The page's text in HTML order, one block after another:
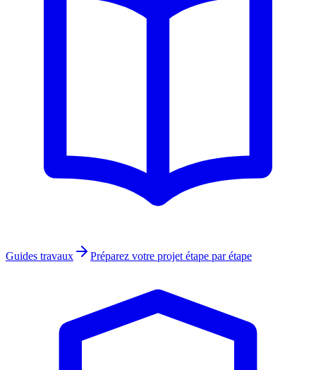
Guides travaux Préparez votre projet étape par étape